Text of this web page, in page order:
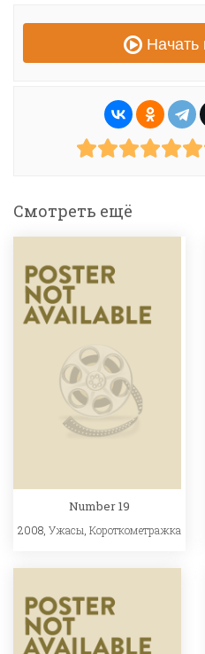
Начать
Смотреть ещё
Number 19
2008, Ужасы Короткометражка